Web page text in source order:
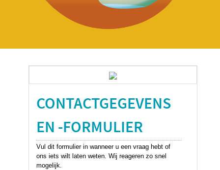
CONTACTGEGEVENS
EN -FORMULIER
Vul dit formulier in wanneer u een vraag hebt of
ons iets wilt laten weten. Wij reageren zo snel
mogelijk.